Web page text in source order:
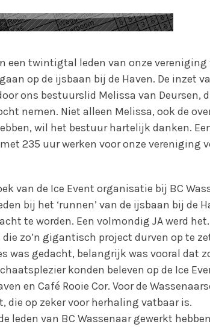
een twintigtal leden van onze vereniging
op de ijsbaan bij de Haven. De inzet
ons bestuurslid Melissa van Deursen,
nemen. Niet alleen Melissa, ook de
wil het bestuur hartelijk danken.
235 uur werken voor onze vereniging
van de Ice Event organisatie bij BC
bij het ‘runnen’ van de ijsbaan bij de
te worden. Een volmondig JA werd
zo’n gigantisch project durven op te
was gedacht, belangrijk was vooral dat
konden beleven op de Ice
en Café Rooie Cor. Voor de
die op zeker voor herhaling vatbaar is.
leden van BC Wassenaar gewerkt